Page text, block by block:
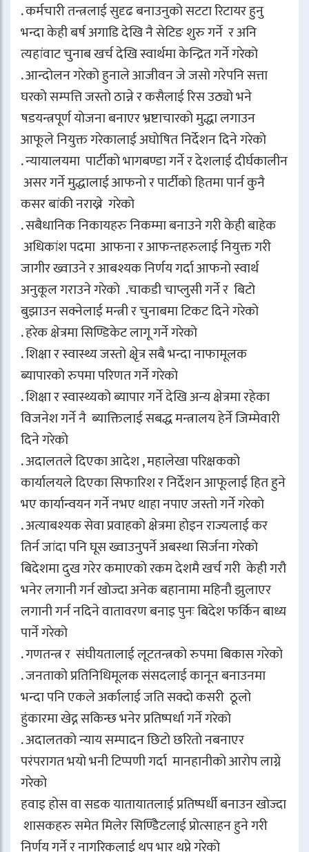
. कर्मचारी तन्त्रलाई सुदृढ बनाउनुको सटटा रिटायर हुनु
भन्दा केही बर्ष अगाडि देखि नै सेटिङ शुरु गर्ने र अनि
त्यहांवाट चुनाब खर्च देखि स्वार्थमा केन्द्रित गर्ने गरेको
. आन्दोलन गरेको हुनाले आजीवन जे जसो गरेपनि सत्ता
घरको सम्पत्ति जस्तो ठान्ने र कसैलाई रिस उठ्यो भने
षडयन्त्रपूर्ण योजना बनाएर भ्रष्टाचारको मुद्धा लगाउन
आफूले नियुक्त गरेकालाई अघोषित निर्देशन दिने गरेको
. न्यायालयमा पार्टीको भागबण्डा गर्ने र देशलाई दीर्घकालीन
असर गर्ने मुद्धालाई आफनो र पार्टीको हितमा पार्न कुनै
कसर बांकी नराख्ने गरेको
. सबैधानिक निकायहरु निकम्मा बनाउने गरी केही बाहेक
अधिकांश पदमा आफना र आफन्तहरुलाई नियुक्त गरी
जागीर ख्वाउने र आबश्यक निर्णय गर्दा आफनो स्वार्थ
अनुकूल गराउने गरेको .चाकडी चाप्लुसी गर्ने र बिटो
बुझाउन सक्नेलाई मन्त्री र चुनाबमा टिकट दिने गरेको
. हरेक क्षेत्रमा सिण्डिकेट लागू गर्ने गरेको
. शिक्षा र स्वास्थ्य जस्तो क्षृेत्र सबै भन्दा नाफामूलक
ब्यापारको रुपमा परिणत गर्ने गरेको
. शिक्षा र स्वास्थ्यको ब्यापार गर्ने देखि अन्य क्षेत्रमा रहेका
विजनेश गर्ने नै ब्याक्तिलाई सबद्ध मन्त्रालय हेर्ने जिम्मेवारी
दिने गरेको
. अदालतले दिएका आदेश , महालेखा परिक्षकको
कार्यालयले दिएका सिफारिश र निर्देशन आफूलाई हित हुने
भए कार्यान्वयन गर्ने नभए थाहा नपाए जस्तो गर्ने गरेको
. अत्याबश्यक सेवा प्रवाहको क्षेत्रमा होइन राज्यलाई कर
तिर्न जांदा पनि घूस ख्वाउनुपर्ने अबस्था सिर्जना गरेको
बिदेशमा दुख गरेर कमाएको रकम देशमै खर्च गरी केही गरौ
भनेर लगानी गर्न खोज्दा अनेक बहानामा महिनौ झुलाएर
लगानी गर्न नदिने वातावरण बनाइ पुनः बिदेश फर्किन बाध्य
पार्ने गरेको
. गणतन्त्र र संघीयतालाई लूटतन्त्रको रुपमा बिकास गरेको
. जनताको प्रतिनिधिमूलक संसदलाई कानून बनाउनमा
भन्दा पनि एकले अर्कालाई जति सक्दो कसरी ठूलो
हुंकारमा खेद्न सकिन्छ भनेर प्रतिष्पर्धा गर्ने गरेको
. अदालतको न्याय सम्पादन छिटो छरितो नबनाएर
परंपरागत भयो भनी टिप्पणी गर्दा मानहानीको आरोप लाग्ने
गरेको
हवाइ होस वा सडक यातायातलाई प्रतिष्पर्धी बनाउन खोज्दा
शासकहरु समेत मिलेर सिण्डिेटलाई प्रोत्साहन हुने गरी
निर्णय गर्ने र नागरिकलाई थप भार थप्ने गरेको